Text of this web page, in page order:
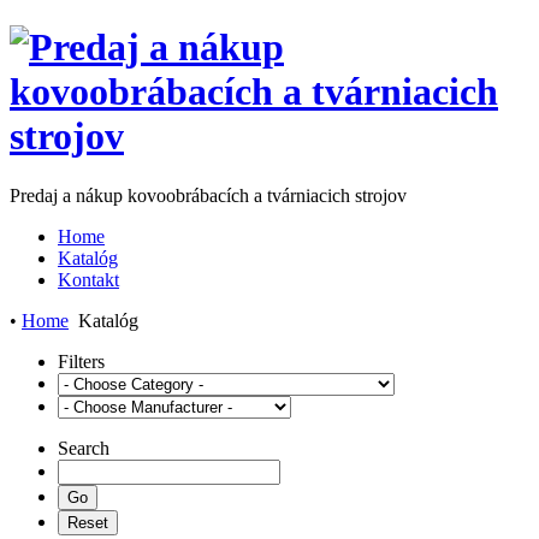
Predaj a nákup kovoobrábacích a tvárniacich strojov
Home
Katalóg
Kontakt
• Home Katalóg
Filters
Search